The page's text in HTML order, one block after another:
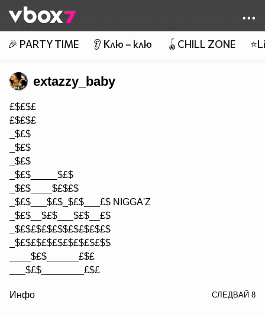
👾
🎉 PARTY TIME 👂 Клю – клю 🪀CHILL ZONE
extazzy_baby
£$£$£
£$£$£
_$£$
_$£$
_$£$
_$£$_____$£$
_$£$____$£$£$
_$£$___$£$_$£$___£$ NIGGA'Z
_$£$__$£$___$£$__£$
_$£$£$£$£$$£$£$£$£$
_$£$£$£$£$£$£$£$£$$
____$£$______£$£
___$£$________£$£
£$£$£$________$£$£$
Инфо СЛЕДВАЙ 8